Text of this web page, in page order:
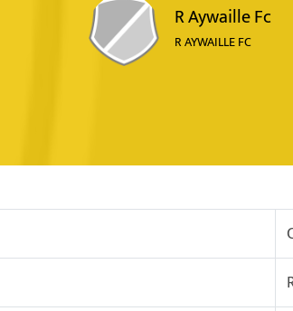
R Aywaille Fc
R AYWAILLE FC